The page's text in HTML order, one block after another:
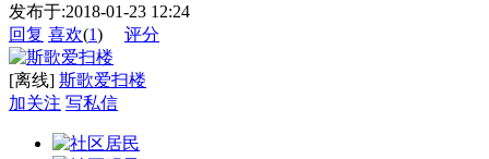
发布于:2018-01-23 12:24
回复 喜欢(1) 评分
[离线] 斯歌爱扫楼
加关注 写私信